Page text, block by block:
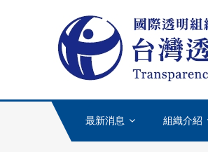
最新消息 組織介紹